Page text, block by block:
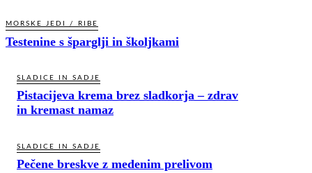
MORSKE JEDI / RIBE
Testenine s šparglji in školjkami
SLADICE IN SADJE
Pistacijeva krema brez sladkorja – zdrav
in kremast namaz
SLADICE IN SADJE
Pečene breskve z medenim prelivom